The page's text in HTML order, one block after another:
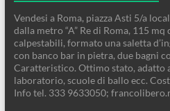
Vendesi a Roma, piazza Asti 5/a
dalla metro “A” Re di Roma, 115
calpestabili, formato una saletta
con banco bar in pietra, due bagni
Caratteristico. Ottimo stato, adatto
laboratorio, scuole di ballo ecc.
Info tel. 333 9633050;